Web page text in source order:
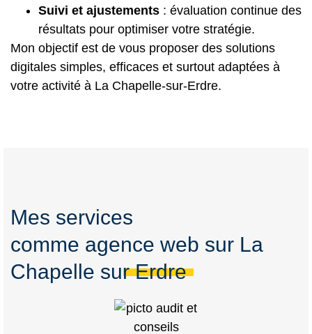
Suivi et ajustements : évaluation continue des
résultats pour optimiser votre stratégie.
Mon objectif est de vous proposer des solutions
digitales simples, efficaces et surtout adaptées à
votre activité à La Chapelle-sur-Erdre.
Mes services
comme agence web sur La
Chapelle sur Erdre